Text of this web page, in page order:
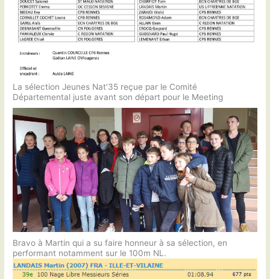
La sélection Jeunes Nat’35 reçue par le Comité
Départemental juste avant son départ pour le Meeting
Bravo à Martin qui a su faire honneur à sa sélection, en
performant notamment sur le 100m NL.